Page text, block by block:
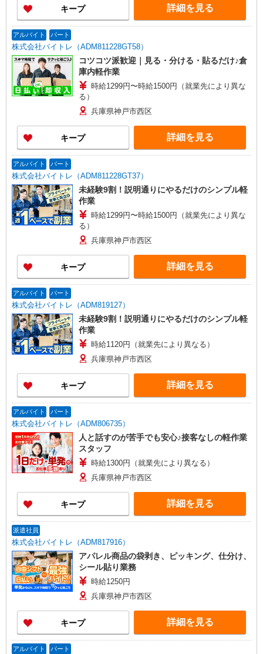
キープ 詳細を見る
アルバイト パート
株式会社バイトレ（ADM811228GT58）
コツコツ派歓迎｜見る・分ける・貼るだけ♪倉
庫内軽作業
時給1299円〜時給1500円（就業先により異な
る）
兵庫県神戸市西区
キープ 詳細を見る
アルバイト パート
株式会社バイトレ（ADM811228GT37）
未経験9割！説明通りにやるだけのシンプル軽
作業
時給1299円〜時給1500円（就業先により異な
る）
兵庫県神戸市西区
キープ 詳細を見る
アルバイト パート
株式会社バイトレ（ADM819127）
未経験9割！説明通りにやるだけのシンプル軽
作業
時給1120円（就業先により異なる）
兵庫県神戸市西区
キープ 詳細を見る
アルバイト パート
株式会社バイトレ（ADM806735）
人と話すのが苦手でも安心♪接客なしの軽作業
スタッフ
時給1300円（就業先により異なる）
兵庫県神戸市西区
キープ 詳細を見る
派遣社員
株式会社バイトレ（ADM817916）
アパレル商品の袋剥き、ピッキング、仕分け、
シール貼り業務
時給1250円
兵庫県神戸市西区
キープ 詳細を見る
アルバイト パート